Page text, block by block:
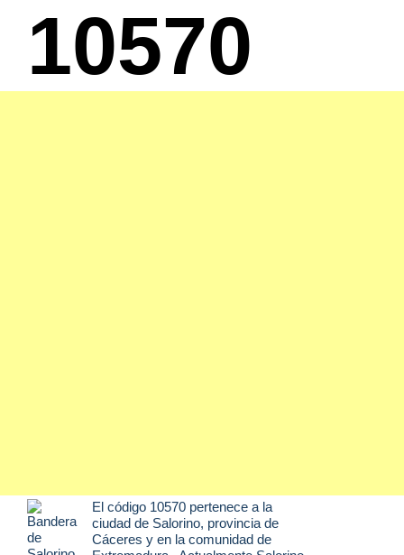
10570
El código 10570 pertenece a la
ciudad de Salorino, provincia de
Cáceres y en la comunidad de